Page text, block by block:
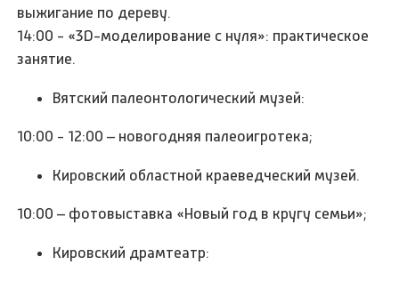
выжигание по дереву.
14:00 - «3D-моделирование с нуля»: практическое
занятие.
Вятский палеонтологический музей:
10:00 - 12:00 – новогодняя палеоигротека;
Кировский областной краеведческий музей.
10:00 – фотовыставка «Новый год в кругу семьи»;
Кировский драмтеатр: